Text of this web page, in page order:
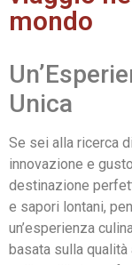
mondo
Unica
Se sei alla ricerca
innovazione e
destinazione
e sapori lontani,
un’esperienza
basata sulla